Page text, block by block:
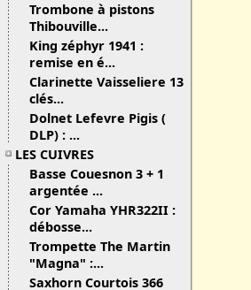
Trombone à pistons
Thibouville...
King zéphyr 1941 :
remise en é...
Clarinette Vaisseliere 13
clés...
Dolnet Lefevre Pigis (
DLP) : ...
LES CUIVRES
Basse Couesnon 3 + 1
argentée ...
Cor Yamaha YHR322II :
débosse...
Trompette The Martin
"Magna" :...
Saxhorn Courtois 366